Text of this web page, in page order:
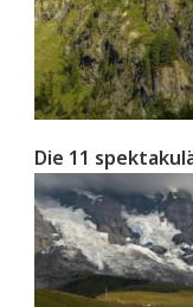
Die 11